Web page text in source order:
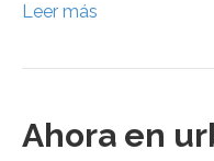
Leer más
Ahora en